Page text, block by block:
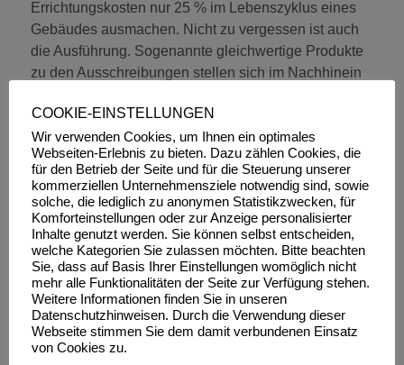
Errichtungskosten nur 25 % im Lebenszyklus eines
Gebäudes ausmachen. Nicht zu vergessen ist auch
die Ausführung. Sogenannte gleichwertige Produkte
zu den Ausschreibungen stellen sich im Nachhinein
Zusammenfassung
Die Bewertungsmethoden nach BREEAM, LEED,
DGNB/ÖGNI und ÖGNB können eine Hilfestellung
sein, besonders für nicht fachlich versierte Bauherrn.
Eine individuelle Beratung eines gut ausgebildeten
und innovativen Fachmanns können sie nicht
ersetzen. Zugestehen muss man den
Bewertungsmethoden, dass damit ein erster Schritt
getan ist und die Vergleichbarkeit von Immobilien
wesentlich verbessert wird. Individuelle Beratung und
COOKIE-EINSTELLUNGEN
Wir verwenden Cookies, um Ihnen ein optimales
Webseiten-Erlebnis zu bieten. Dazu zählen Cookies, die
für den Betrieb der Seite und für die Steuerung unserer
kommerziellen Unternehmensziele notwendig sind, sowie
solche, die lediglich zu anonymen Statistikzwecken, für
Komforteinstellungen oder zur Anzeige personalisierter
Inhalte genutzt werden. Sie können selbst entscheiden,
welche Kategorien Sie zulassen möchten. Bitte beachten
Sie, dass auf Basis Ihrer Einstellungen womöglich nicht
mehr alle Funktionalitäten der Seite zur Verfügung stehen.
Weitere Informationen finden Sie in unseren
Datenschutzhinweisen. Durch die Verwendung dieser
Webseite stimmen Sie dem damit verbundenen Einsatz
von Cookies zu.